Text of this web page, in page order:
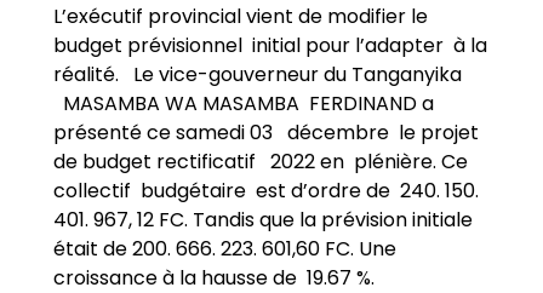
L’exécutif provincial vient de modifier le
budget prévisionnel initial pour l’adapter à la
réalité. Le vice-gouverneur du Tanganyika
MASAMBA WA MASAMBA FERDINAND a
présenté ce samedi 03 décembre le projet
de budget rectificatif 2022 en plénière. Ce
collectif budgétaire est d’ordre de 240. 150.
401. 967, 12 FC. Tandis que la prévision initiale
était de 200. 666. 223. 601,60 FC. Une
croissance à la hausse de 19.67 %.